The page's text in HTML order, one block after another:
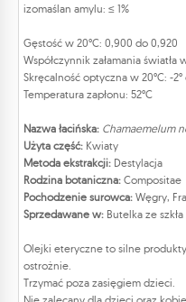
izomaślan amylu: ≤ 1%
Gęstość w 20°C: 0,900 do 0,920
Współczynnik załamania światła
Skręcalność optyczna w 20°C: -2°
Temperatura zapłonu: 52°C
Nazwa łacińska: Chamaemelum
Użyta część: Kwiaty
Metoda ekstrakcji: Destylacja
Rodzina botaniczna: Compositae
Pochodzenie surowca: Węgry,
Sprzedawane w: Butelka ze
Olejki eteryczne to silne
ostrożnie.
Trzymać poza zasięgiem dzieci.